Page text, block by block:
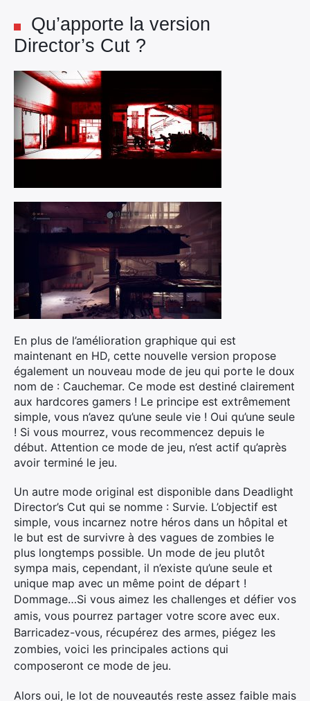
Qu’apporte la version
Director’s Cut ?
En plus de l’amélioration graphique qui est
maintenant en HD, cette nouvelle version propose
également un nouveau mode de jeu qui porte le doux
nom de : Cauchemar. Ce mode est destiné clairement
aux hardcores gamers ! Le principe est extrêmement
simple, vous n’avez qu’une seule vie ! Oui qu’une seule
! Si vous mourrez, vous recommencez depuis le
début. Attention ce mode de jeu, n’est actif qu’après
avoir terminé le jeu.
Un autre mode original est disponible dans Deadlight
Director’s Cut qui se nomme : Survie. L’objectif est
simple, vous incarnez notre héros dans un hôpital et
le but est de survivre à des vagues de zombies le
plus longtemps possible. Un mode de jeu plutôt
sympa mais, cependant, il n’existe qu’une seule et
unique map avec un même point de départ !
Dommage…Si vous aimez les challenges et défier vos
amis, vous pourrez partager votre score avec eux.
Barricadez-vous, récupérez des armes, piégez les
zombies, voici les principales actions qui
composeront ce mode de jeu.
Alors oui, le lot de nouveautés reste assez faible mais
Rechercher
: